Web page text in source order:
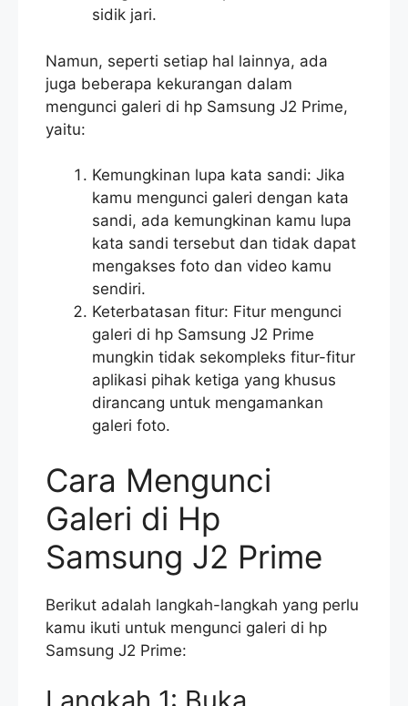
sidik jari.
Namun, seperti setiap hal lainnya, ada
juga beberapa kekurangan dalam
mengunci galeri di hp Samsung J2 Prime,
yaitu:
Kemungkinan lupa kata sandi: Jika
kamu mengunci galeri dengan kata
sandi, ada kemungkinan kamu lupa
kata sandi tersebut dan tidak dapat
mengakses foto dan video kamu
sendiri.
Keterbatasan fitur: Fitur mengunci
galeri di hp Samsung J2 Prime
mungkin tidak sekompleks fitur-fitur
aplikasi pihak ketiga yang khusus
dirancang untuk mengamankan
galeri foto.
Cara Mengunci
Galeri di Hp
Samsung J2 Prime
Berikut adalah langkah-langkah yang perlu
kamu ikuti untuk mengunci galeri di hp
Samsung J2 Prime: